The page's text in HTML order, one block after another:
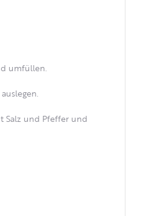
umfüllen.
Salz und Pfeffer und